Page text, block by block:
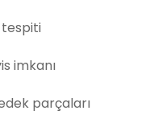
tespiti
imkanı
parçaları